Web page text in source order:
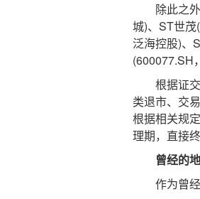
除此之外
城)、ST世茂
泛海控股)、
(600077.SH
根据证交
类退市、交
根据相关规
理期，直接
曾经的
作为曾经